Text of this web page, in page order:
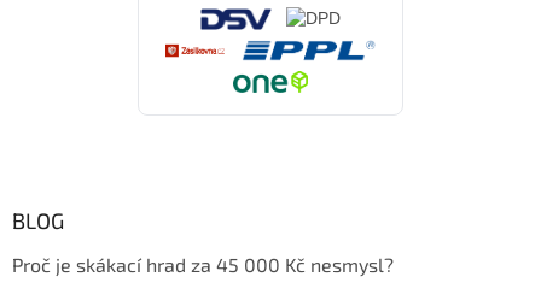
BLOG
Proč je skákací hrad za 45 000 Kč nesmysl?